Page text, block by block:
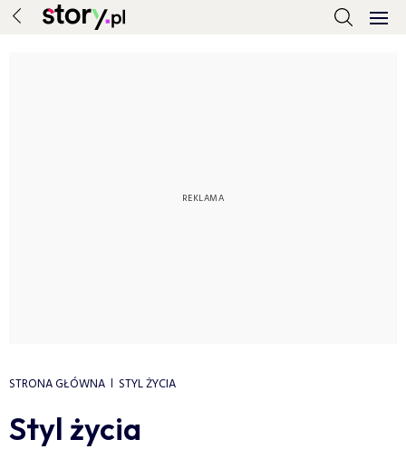
STRONA GŁÓWNA STYL ŻYCIA
Styl życia